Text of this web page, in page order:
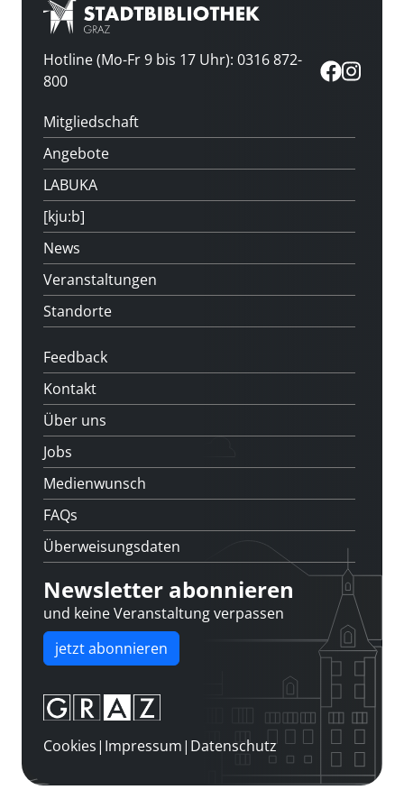
Hotline (Mo-Fr 9 bis 17 Uhr): 0316 872-
800
Mitgliedschaft
Angebote
LABUKA
[kju:b]
News
Veranstaltungen
Standorte
Feedback
Kontakt
Über uns
Jobs
Medienwunsch
FAQs
Überweisungsdaten
Newsletter abonnieren
und keine Veranstaltung verpassen
jetzt abonnieren
Cookies| Impressum| Datenschutz